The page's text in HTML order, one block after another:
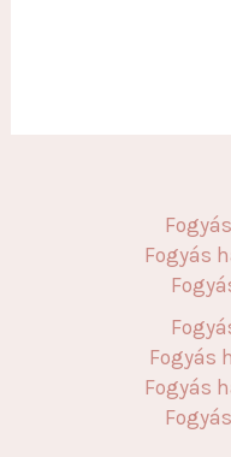
Fogyás
Fogyás
Fogyás